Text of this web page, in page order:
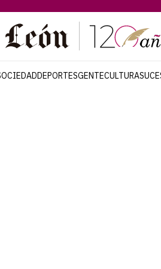
DEPORTESGENTECULTURA